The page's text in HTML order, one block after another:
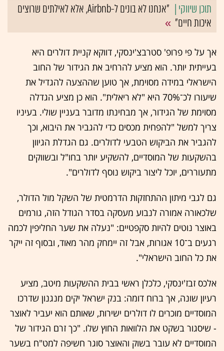
"אנחנו לא בונים ל-Airbnb, אלא לאילתים שרוצים
איכות חיים"
אך על פי פרופ' סטרבצ'ינסקי, דווקא קניית דולרים היא
בעייתית יותר. הוא מציע להרחיב את הגידור של החוב
הישראלי במידה מסוימת, אך טוען שההצעה להגדיל את
שיעורו לכ־70% היא "לא ריאלית". הוא כן מציע הגדלה
מסוימת של הגידור, אך מבחינתו מדובר בעניין שולי. בעיניו
צריך למשל "להפחית מכסים כדי להגביר את היבוא, וכך
להגביר את הביקוש הטבעי לדולרים. גם הגדלת הגיוון
בהשקעות של המוסדיים, להשקיע יותר בחו"ל ובשווקים
מתעוררים, יוכל ליצור ביקוש נוסף לדולרים".
גם לגבי מיתון ההתחזקות הדרמטית של השקל מול הדולר,
שלכאורה אמורה לנבוע מעסקה בסדר הגודל הזה, גורמים
באוצר נוטים להיות סקפטיים: "נעלה את שער החליפין לכמה
רגעים ב־10 אגורות, אבל זה יימחק מהר מאוד, ובסוף זה ייקר
את כל החוב הישראלי".
אלכס זבז'ינסקי, כלכלן ראשי בבית ההשקעות מיטב, מציע
רעיון שונה, אך ברוח דומה: בנק ישראל יקים מנגנון שדרכו
המוסדיים מוכרים לו דולרים ישירות, שאותם הוא יעביר לאוצר
- שיסגור בשקט את הלוואות החוץ שלו. "כך זרם הגידור של
המוסדיים לא עובר בשוק והאוצר סוגר חשיפה למט"ח בשער